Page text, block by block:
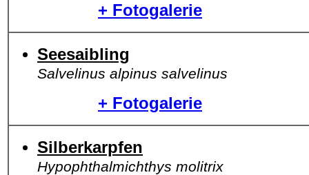
+ Fotogalerie
Seesaibling
Salvelinus alpinus salvelinus
+ Fotogalerie
Silberkarpfen
Hypophthalmichthys molitrix